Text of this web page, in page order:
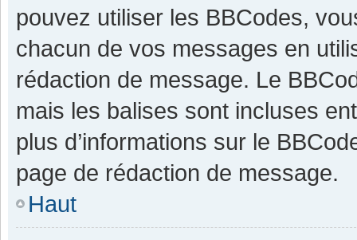
pouvez utiliser les BBCodes,
chacun de vos messages en
rédaction de message. Le
mais les balises sont incluses
plus d’informations sur le
page de rédaction de message.
Haut